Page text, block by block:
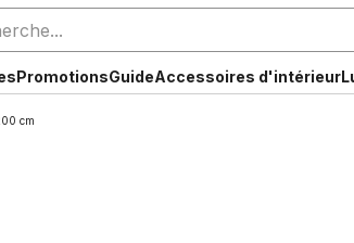
PromotionsGuideAccessoires d'intérieur
cm